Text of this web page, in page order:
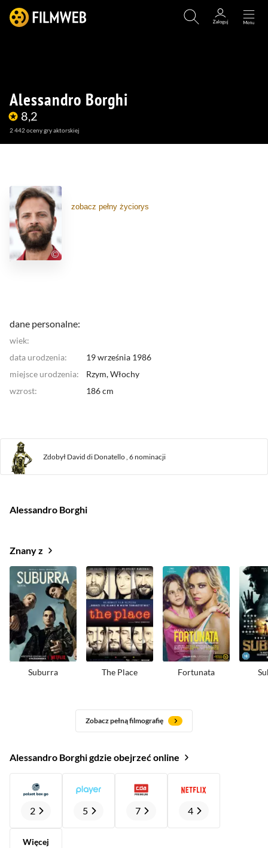
Alessandro Borghi
8,2
2 442 oceny gry aktorskiej
zobacz pełny życiorys
dane personalne:
wiek:
data urodzenia:
19 września 1986
miejsce urodzenia:
Rzym,Włochy
wzrost:
186 cm
Zdobył David di Donatello , 6 nominacji
Znany z
Suburra The Place Fortunata
Zobacz pełną filmografię
Alessandro Borghi gdzie obejrzeć online
2 5 7 4
Więcej
Alessandro Borghi